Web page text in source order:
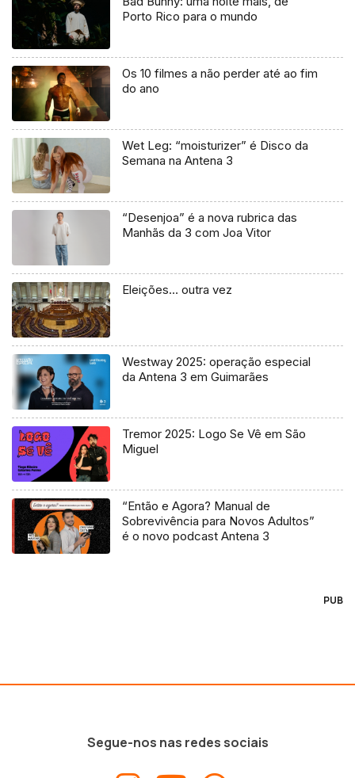
Porto Rico para o mundo
Os 10 filmes a não perder até ao fim
do ano
Wet Leg: “moisturizer” é Disco da
Semana na Antena 3
“Desenjoa” é a nova rubrica das
Manhãs da 3 com Joa Vitor
Eleições… outra vez
Westway 2025: operação especial
da Antena 3 em Guimarães
Tremor 2025: Logo Se Vê em São
Miguel
“Então e Agora? Manual de
Sobrevivência para Novos Adultos”
é o novo podcast Antena 3
PUB
Segue-nos nas redes sociais